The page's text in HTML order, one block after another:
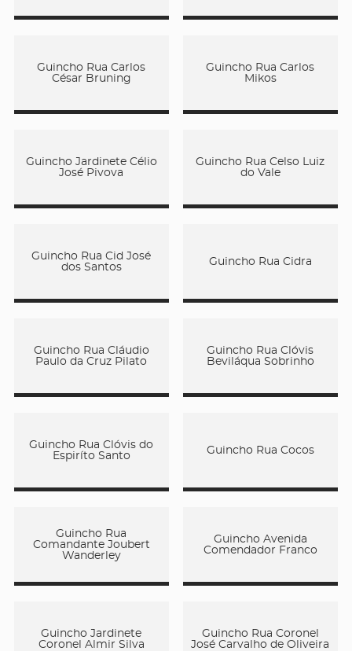
Guincho Rua Carlos
César Bruning
Guincho Rua Carlos
Mikos
Guincho Jardinete Célio
José Pivova
Guincho Rua Celso Luiz
do Vale
Guincho Rua Cid José
dos Santos
Guincho Rua Cidra
Guincho Rua Cláudio
Paulo da Cruz Pilato
Guincho Rua Clóvis
Beviláqua Sobrinho
Guincho Rua Clóvis do
Espiríto Santo
Guincho Rua Cocos
Guincho Rua
Comandante Joubert
Wanderley
Guincho Avenida
Comendador Franco
Guincho Jardinete
Coronel Almir Silva
Guincho Rua Coronel
José Carvalho de Oliveira